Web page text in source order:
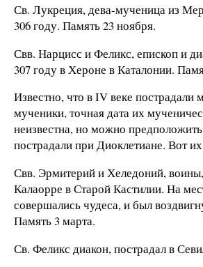
Св. Лукреция, дева-мученица из
306 году. Память 23 ноября.
Свв. Нарцисс и Феликс, епископ и
307 году в Хероне в Каталонии.
Известно, что в IV веке пострадали
мученики, точная дата их
неизвестна, но можно
пострадали при Диоклетиане. Вот
Свв. Эрмитерий и Хеледоний,
Калаорре в Старой Кастилии. На
совершались чудеса, и был
Память 3 марта.
Св. Феликс диакон, пострадал в